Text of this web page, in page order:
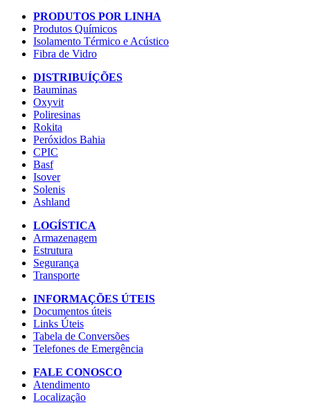
PRODUTOS POR LINHA
Produtos Químicos
Isolamento Térmico e Acústico
Fibra de Vidro
DISTRIBUÍÇÕES
Bauminas
Oxyvit
Poliresinas
Rokita
Peróxidos Bahia
CPIC
Basf
Isover
Solenis
Ashland
LOGÍSTICA
Armazenagem
Estrutura
Segurança
Transporte
INFORMAÇÕES ÚTEIS
Documentos úteis
Links Úteis
Tabela de Conversões
Telefones de Emergência
FALE CONOSCO
Atendimento
Localização